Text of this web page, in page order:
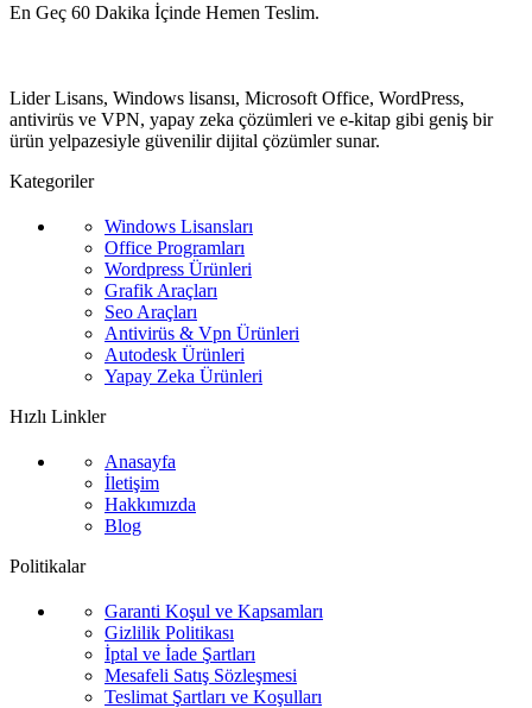
En Geç 60 Dakika İçinde Hemen Teslim.
Lider Lisans, Windows lisansı, Microsoft Office, WordPress,
antivirüs ve VPN, yapay zeka çözümleri ve e-kitap gibi geniş bir
ürün yelpazesiyle güvenilir dijital çözümler sunar.
Kategoriler
Windows Lisansları
Office Programları
Wordpress Ürünleri
Grafik Araçları
Seo Araçları
Antivirüs & Vpn Ürünleri
Autodesk Ürünleri
Yapay Zeka Ürünleri
Hızlı Linkler
Anasayfa
İletişim
Hakkımızda
Blog
Politikalar
Garanti Koşul ve Kapsamları
Gizlilik Politikası
İptal ve İade Şartları
Mesafeli Satış Sözleşmesi
Teslimat Şartları ve Koşulları